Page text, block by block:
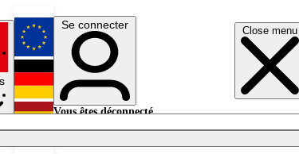
Close menu
English
Deutsch
Se connecter
Vous êtes déconnecté.